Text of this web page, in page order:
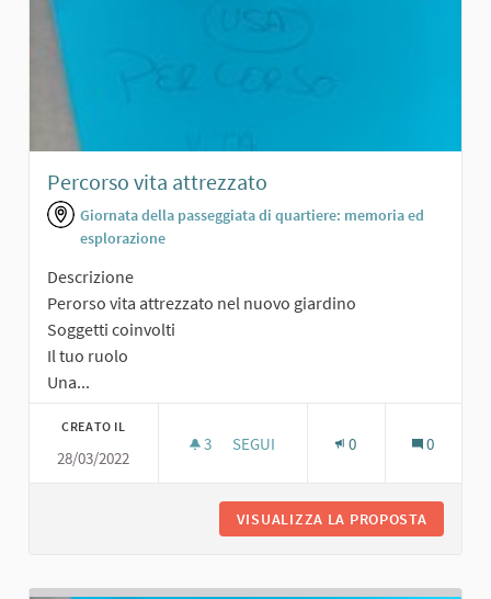
Percorso vita attrezzato
Giornata della passeggiata di quartiere: memoria ed
esplorazione
Descrizione
Perorso vita attrezzato nel nuovo giardino
Soggetti coinvolti
Il tuo ruolo
Una...
CREATO IL
28/03/2022
3 3 SOSTENITORI
SEGUI 0 0
VISUALIZZA LA PROPOSTA